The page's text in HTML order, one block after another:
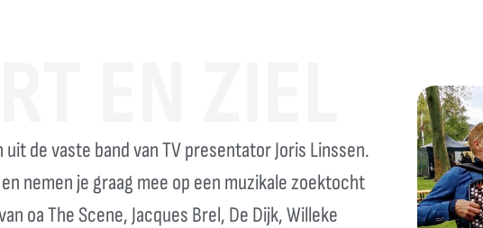
EN ZIEL
de vaste band van TV presentator Joris Linssen.
nemen je graag mee op een muzikale zoektocht
oa The Scene, Jacques Brel, De Dijk, Willeke